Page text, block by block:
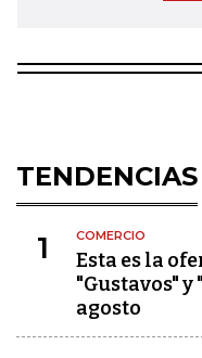
TENDENCIAS
1 COMERCIO
Esta es la
"Gustavos" y
agosto